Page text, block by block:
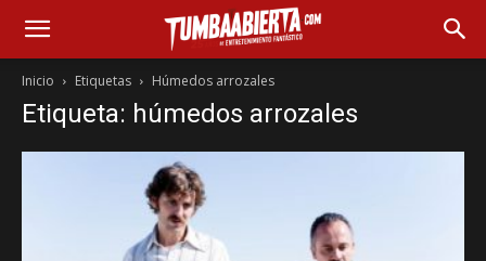
Inicio Etiquetas Húmedos arrozales
Etiqueta: húmedos arrozales